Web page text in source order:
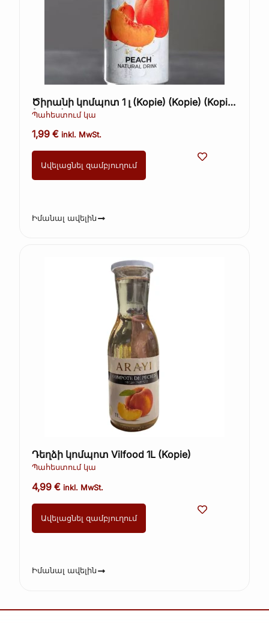
Ծիրանի կոմպոտ 1 լ (Kopie) (Kopie) (Kopie)
(Kopie)
Պահեստում կա
1,99€ inkl. MwSt.
Ավելացնել զամբյուղում
Իմանալ ավելին
Դեղձի կոմպոտ Vilfood 1L (Kopie)
Պահեստում կա
4,99€ inkl. MwSt.
Ավելացնել զամբյուղում
Իմանալ ավելին